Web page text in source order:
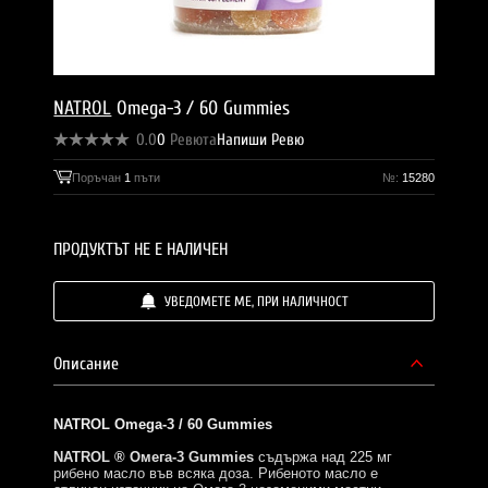
NATROL Omega-3 / 60 Gummies
0.00 РевютаНапиши Ревю
Поръчан 1 пъти №: 15280
ПРОДУКТЪТ НЕ Е НАЛИЧЕН
УВЕДОМЕТЕ МЕ, ПРИ НАЛИЧНОСТ
Описание
NATROL Omega-3 / 60 Gummies
NATROL ® Омега-3 Gummies съдържа над 225 мг
рибено масло във всяка доза. Рибеното масло е